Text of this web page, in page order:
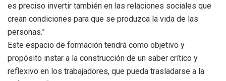
es preciso invertir también en las relaciones sociales que
crean condiciones para que se produzca la vida de las
personas.”
Este espacio de formación tendrá como objetivo y
propósito instar a la construcción de un saber crítico y
reflexivo en los trabajadores, que pueda trasladarse a la